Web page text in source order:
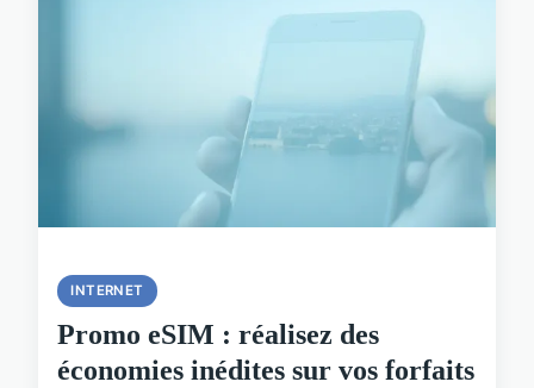
INTERNET
Promo eSIM : réalisez des
économies inédites sur vos forfaits